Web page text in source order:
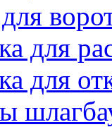
для
для